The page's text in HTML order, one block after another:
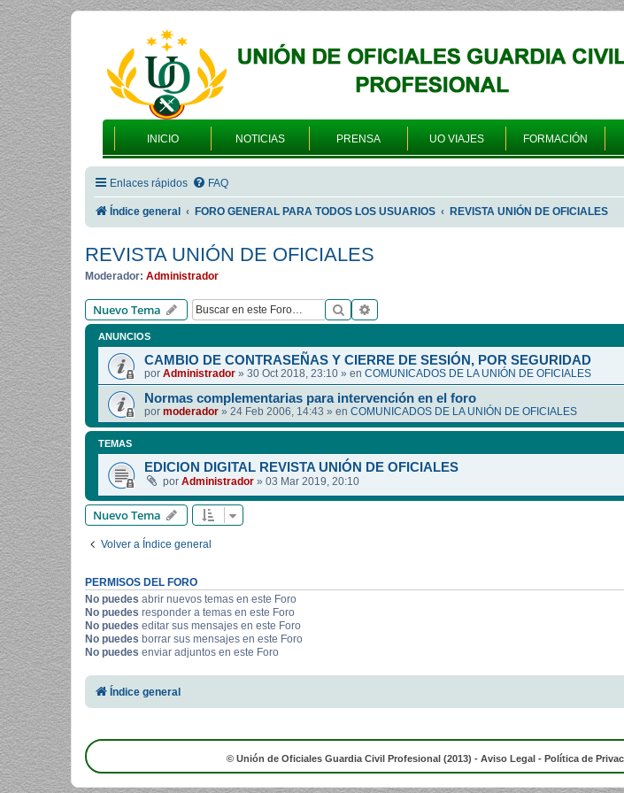
INICIO NOTICIAS PRENSA UO VIAJES FORMACIÓN
Enlaces rápidos FAQ
Índice general FORO GENERAL PARA TODOS LOS USUARIOS REVISTA UNIÓN DE OFICIALES
REVISTA UNIÓN DE OFICIALES
Moderador: Administrador
Nuevo Tema Buscar
ANUNCIOS
CAMBIO DE CONTRASEÑAS Y CIERRE DE SESIÓN, POR SEGURIDAD
por Administrador » 30 Oct 2018, 23:10 » en COMUNICADOS DE LA UNIÓN DE OFICIALES
Normas complementarias para intervención en el foro
por moderador » 24 Feb 2006, 14:43 » en COMUNICADOS DE LA UNIÓN DE OFICIALES
TEMAS
EDICION DIGITAL REVISTA UNIÓN DE OFICIALES
por Administrador » 03 Mar 2019, 20:10
Nuevo Tema
Volver a Índice general
PERMISOS DEL FORO
No puedes abrir nuevos temas en este Foro
No puedes responder a temas en este Foro
No puedes editar sus mensajes en este Foro
No puedes borrar sus mensajes en este Foro
No puedes enviar adjuntos en este Foro
Índice general
© Unión de Oficiales Guardia Civil Profesional (2013) - Aviso Legal - Política de